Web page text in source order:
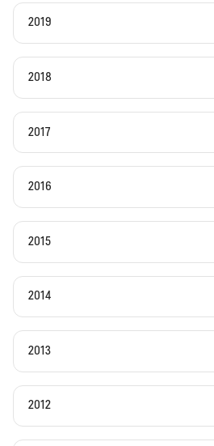
2019
2018
2017
2016
2015
2014
2013
2012